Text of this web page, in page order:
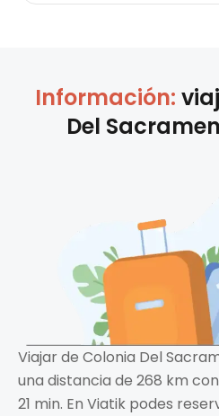
Información:
Del
Viajar de Colonia Del
una distancia de 268 km
21 min. En Viatik podes